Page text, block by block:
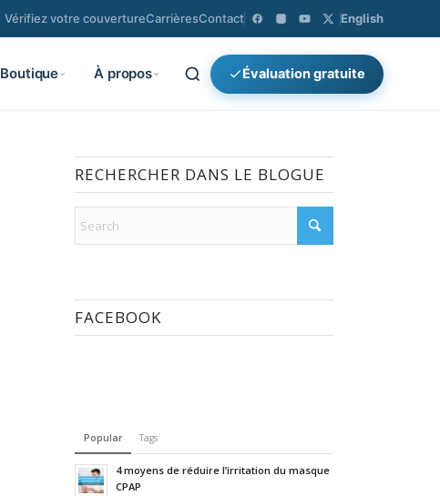
Vérifiez votre couvertureCarrièresContact English
Boutique À propos Évaluation gratuite
Rechercher
RECHERCHER DANS LE BLOGUE
FACEBOOK
Popular Tags
4 moyens de réduire l’irritation du masque
CPAP